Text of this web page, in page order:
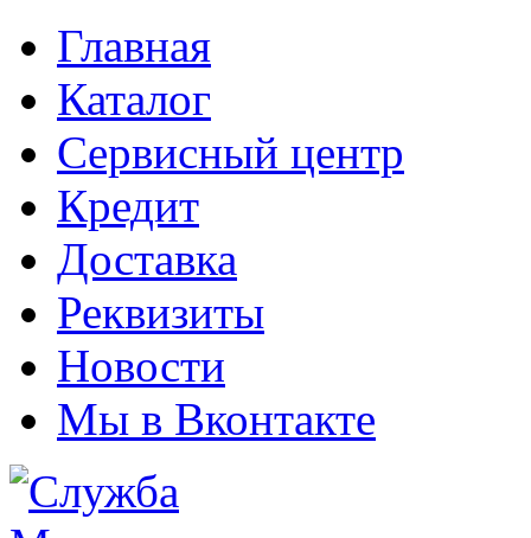
Главная
Каталог
Сервисный центр
Кредит
Доставка
Реквизиты
Новости
Мы в Вконтакте